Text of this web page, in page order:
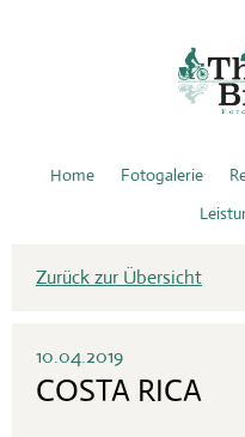
Home Fotogalerie
Zurück zur Übersicht
10.04.2019
COSTA RICA